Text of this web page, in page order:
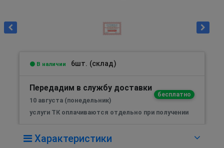
В наличии 6шт. (склад)
Передадим в службу доставки
бесплатно
10 августа (понедельник)
услуги ТК оплачиваются отдельно при получении
Характеристики